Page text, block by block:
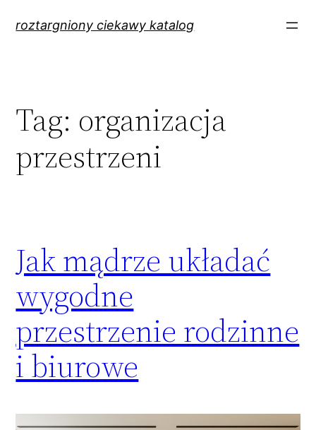
roztargniony ciekawy katalog
Tag: organizacja
przestrzeni
Jak mądrze układać
wygodne
przestrzenie rodzinne
i biurowe